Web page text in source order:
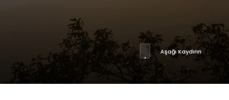
Aşağı Kaydırın